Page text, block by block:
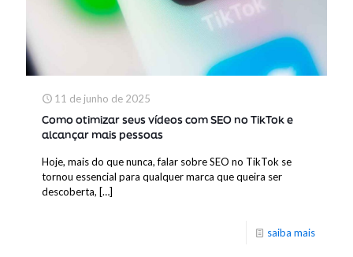
11 de junho de 2025
Como otimizar seus vídeos com SEO no TikTok e
alcançar mais pessoas
Hoje, mais do que nunca, falar sobre SEO no TikTok se
tornou essencial para qualquer marca que queira ser
descoberta, […]
saiba mais